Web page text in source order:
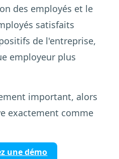
des employés et le
satisfaits
de l'entreprise,
employeur plus
important, alors
exactement comme
une démo